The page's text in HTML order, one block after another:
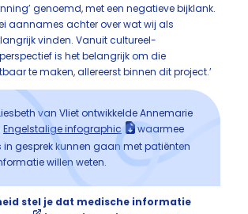
genoemd, met een negatieve bijklank.
aannames achter over wat wij als
vinden. Vanuit cultureel-
is het belangrijk om die
te maken, allereerst binnen dit project.’
van Vliet ontwikkelde Annemarie
Engelstalige infographic
waarmee
in gesprek kunnen gaan met patiënten
willen weten.
stel je dat medische informatie